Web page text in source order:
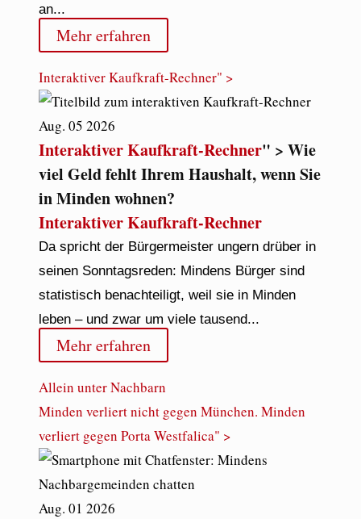
an...
Mehr erfahren
Interaktiver Kaufkraft-Rechner" >
Aug. 05 2026
Interaktiver Kaufkraft-Rechner" > Wie
viel Geld fehlt Ihrem Haushalt, wenn Sie
in Minden wohnen?
Interaktiver Kaufkraft-Rechner
Da spricht der Bürgermeister ungern drüber in
seinen Sonntagsreden: Mindens Bürger sind
statistisch benachteiligt, weil sie in Minden
leben – und zwar um viele tausend...
Mehr erfahren
Allein unter Nachbarn
Minden verliert nicht gegen München. Minden
verliert gegen Porta Westfalica" >
Aug. 01 2026